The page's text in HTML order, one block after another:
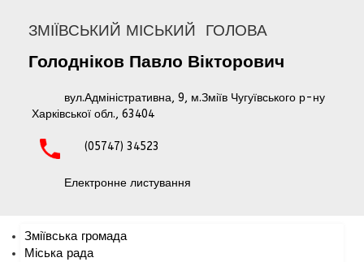
ЗМІЇВСЬКИЙ МІСЬКИЙ ГОЛОВА
Голодніков Павло Вікторович
вул.Адміністративна, 9, м.Зміїв Чугуївського р-ну
Харківської обл., 63404
(05747) 34523
Електронне листування
Зміївська громада
Міська рада